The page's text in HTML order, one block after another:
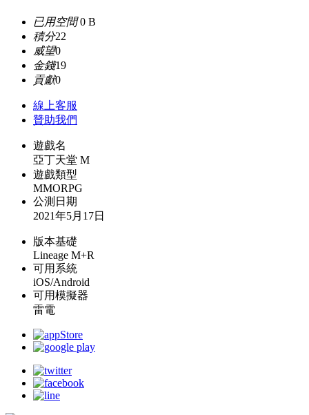
已用空間0 B
積分22
威望0
金錢19
貢獻0
線上客服
贊助我們
遊戲名
亞丁天堂 M
遊戲類型
MMORPG
公測日期
2021年5月17日
版本基礎
Lineage M+R
可用系統
iOS/Android
可用模擬器
雷電